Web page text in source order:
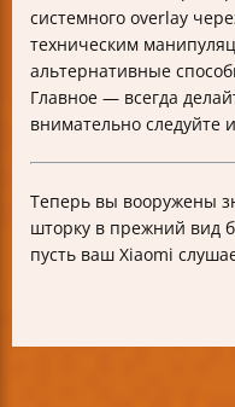
системного overlay
техническим
альтернативные
Главное — всегда
внимательно следуйте
Теперь вы вооружены
шторку в прежний вид
пусть ваш Xiaomi